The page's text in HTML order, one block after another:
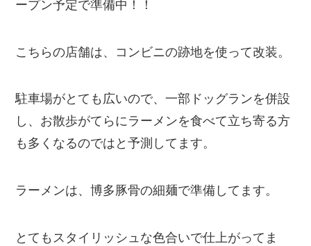
ープン予定で準備中！！
こちらの店舗は、コンビニの跡地を使って改装。
駐車場がとても広いので、一部ドッグランを併設
し、お散歩がてらにラーメンを食べて立ち寄る方
も多くなるのではと予測してます。
ラーメンは、博多豚骨の細麺で準備してます。
とてもスタイリッシュな色合いで仕上がってま